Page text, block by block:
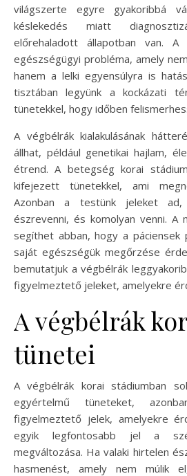
világszerte egyre gyakoribbá
késlekedés miatt
előrehaladott állapotban van.
egészségügyi probléma, amely
hanem a lelki egyensúlyra is
tisztában legyünk a kockázati
tünetekkel, hogy időben
A végbélrák kialakulásának
állhat, például genetikai hajlam,
étrend. A betegség korai
kifejezett tünetekkel, ami
Azonban a testünk jeleket ad,
észrevenni, és komolyan venni. A
segíthet abban, hogy a páciensek
saját egészségük megőrzése
bemutatjuk a végbélrák
figyelmeztető jeleket, amelyekre
A végbélrák
tünetei
A végbélrák korai stádiumban
egyértelmű tüneteket,
figyelmeztető jelek, amelyekre
egyik legfontosabb jel a
megváltozása. Ha valaki hirtelen
hasmenést, amely nem múlik